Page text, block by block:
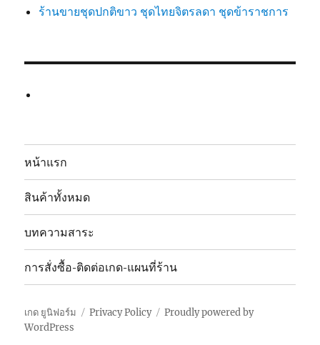
ร้านขายชุดปกติขาว ชุดไทยจิตรลดา ชุดข้าราชการ
หน้าแรก
สินค้าทั้งหมด
บทความสาระ
การสั่งซื้อ-ติดต่อเกด-แผนที่ร้าน
เกด ยูนิฟอร์ม Privacy Policy
Proudly powered by
WordPress